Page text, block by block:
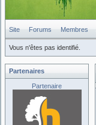
Site Forums Membres
Vous n'êtes pas identifié.
Partenaires
Partenaire